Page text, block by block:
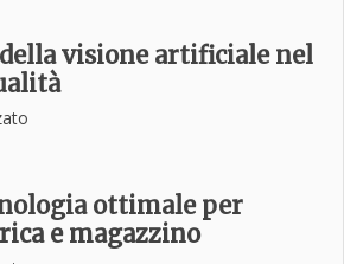
visione artificiale nel
ottimale per
e magazzino